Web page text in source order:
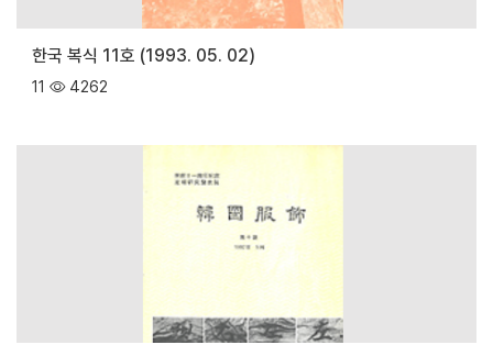
한국 복식 11호 (1993. 05. 02)
11 4262